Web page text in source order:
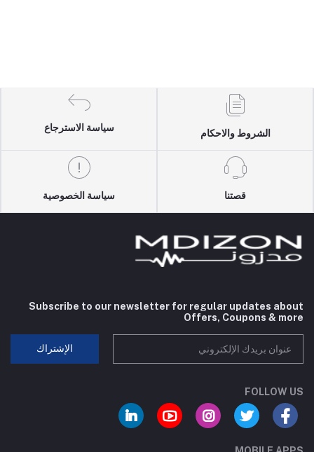
الشروط والاحكام
سياسة الاسترجاع
قصتنا سياسة الخصوصية
Subscribe to our newsletter for regular updates about
Offers, Coupons & more
الإشتراك
FOLLOW US